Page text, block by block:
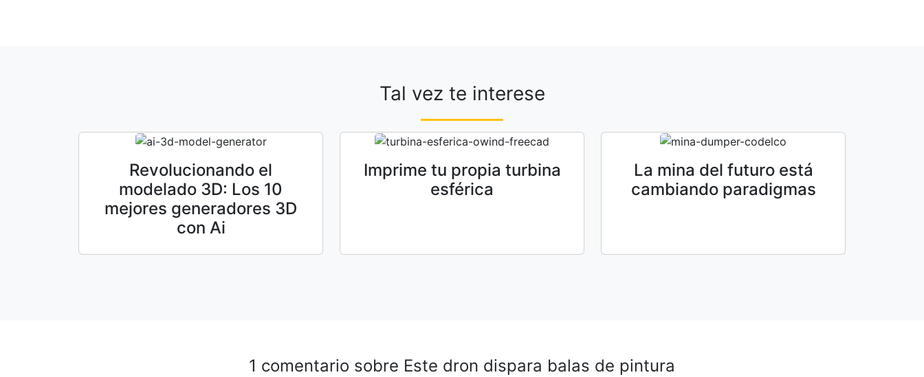
Tal vez te interese
Revolucionando el
modelado 3D: Los 10
mejores generadores 3D
con Ai
Imprime tu propia turbina
esférica
La mina del futuro está
cambiando paradigmas
1 comentario sobre Este dron dispara balas de pintura